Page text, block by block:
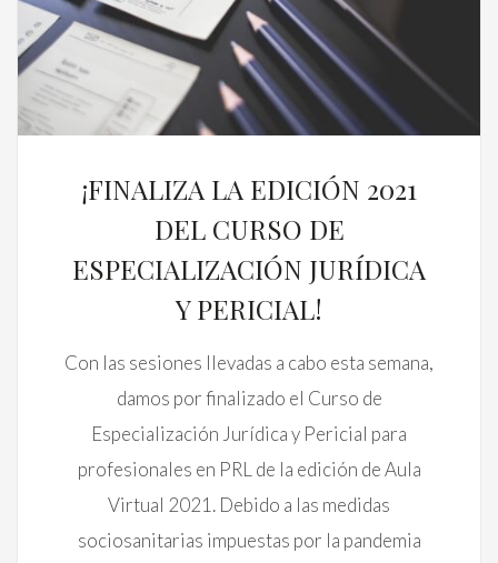
¡FINALIZA LA EDICIÓN 2021
DEL CURSO DE
ESPECIALIZACIÓN JURÍDICA
Y PERICIAL!
Con las sesiones llevadas a cabo esta semana,
damos por finalizado el Curso de
Especialización Jurídica y Pericial para
profesionales en PRL de la edición de Aula
Virtual 2021. Debido a las medidas
sociosanitarias impuestas por la pandemia